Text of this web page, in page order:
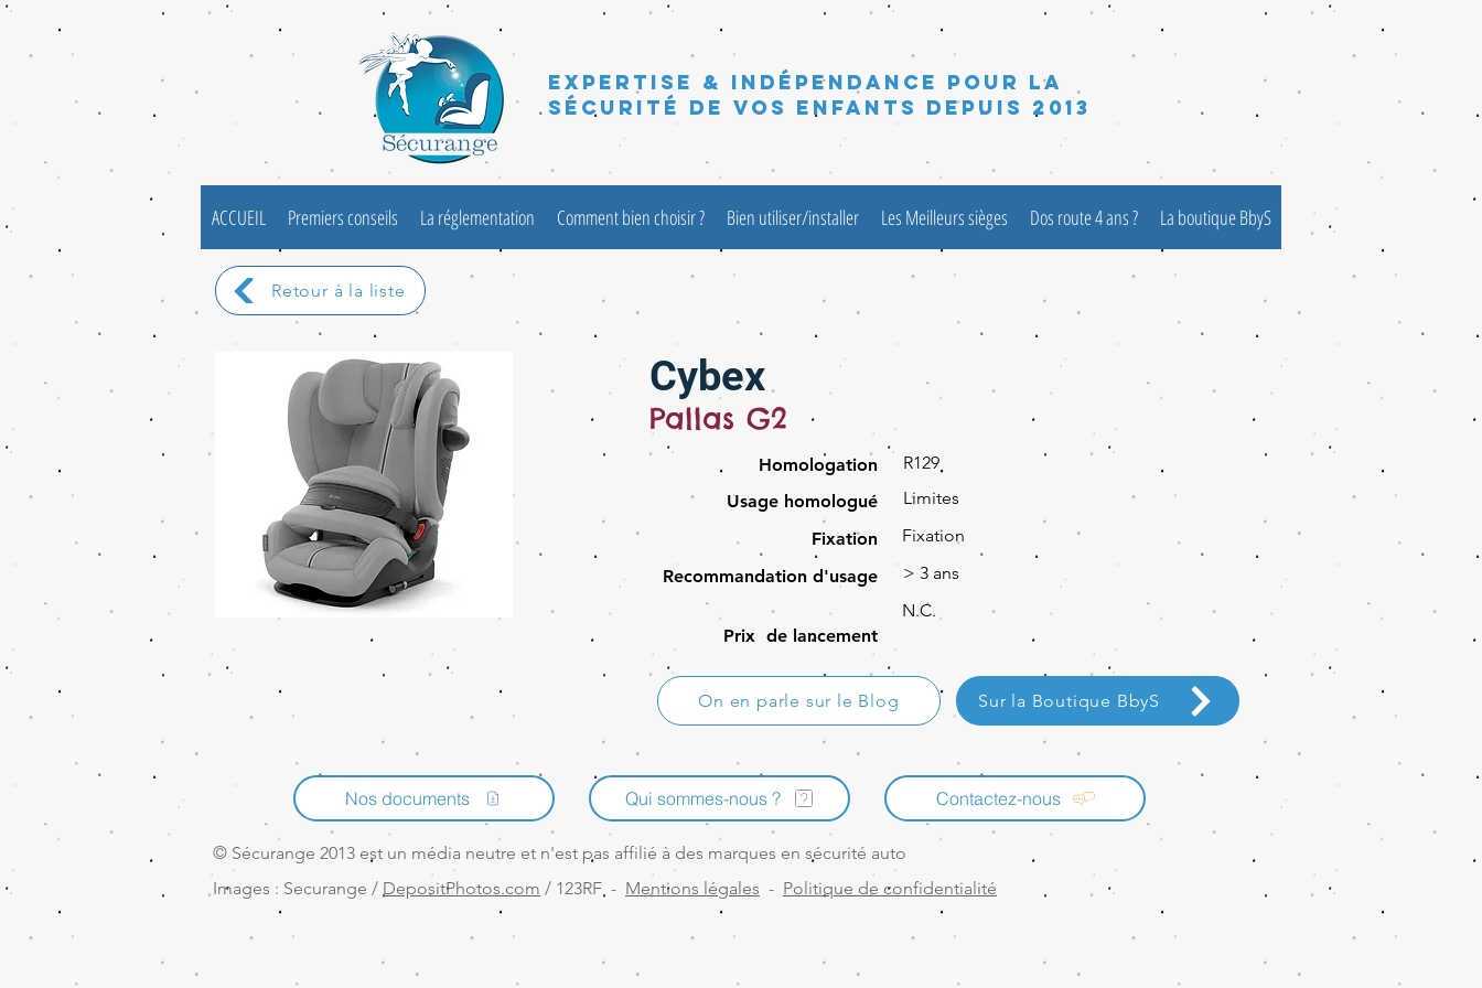
Expertise & Indépendance pour la
sécurité de vos enfants depuis 2013
ACCUEIL Premiers conseils La réglementation Comment bien choisir ? Bien utiliser/installer Les Meilleurs sièges Dos route 4 ans ? La boutique BbyS
Retour à la liste
Cybex
Pallas G2
R129
Limites
Fixation
> 3 ans
N.C.
Homologation
Usage homologué
Fixation
Recommandation d'usage
Prix de lancement
On en parle sur le Blog Sur la Boutique BbyS
Nos documents Qui sommes-nous ? Contactez-nous
© Sécurange 2013 est un média neutre et n'est pas affilié à des marques en sécurité auto
Images : Securange / DepositPhotos.com / 123RF - Mentions légales - Politique de confidentialité